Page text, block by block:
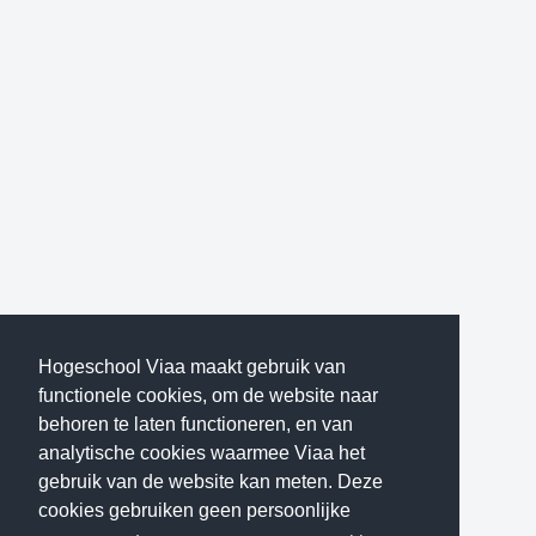
Hogeschool Viaa maakt gebruik van
functionele cookies, om de website naar
behoren te laten functioneren, en van
analytische cookies waarmee Viaa het
gebruik van de website kan meten. Deze
cookies gebruiken geen persoonlijke